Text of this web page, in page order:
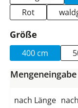
Rot
Größe
400 cm
Mengeneingabe
nach Länge